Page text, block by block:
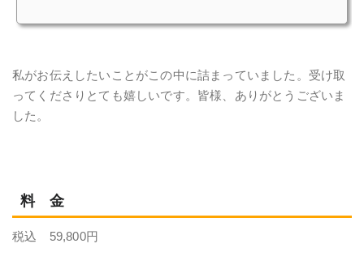
私がお伝えしたいことがこの中に詰まっていました。受け取
ってくださりとても嬉しいです。皆様、ありがとうございま
した。
料 金
税込 59,800円